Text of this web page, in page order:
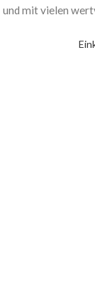
und mit vielen